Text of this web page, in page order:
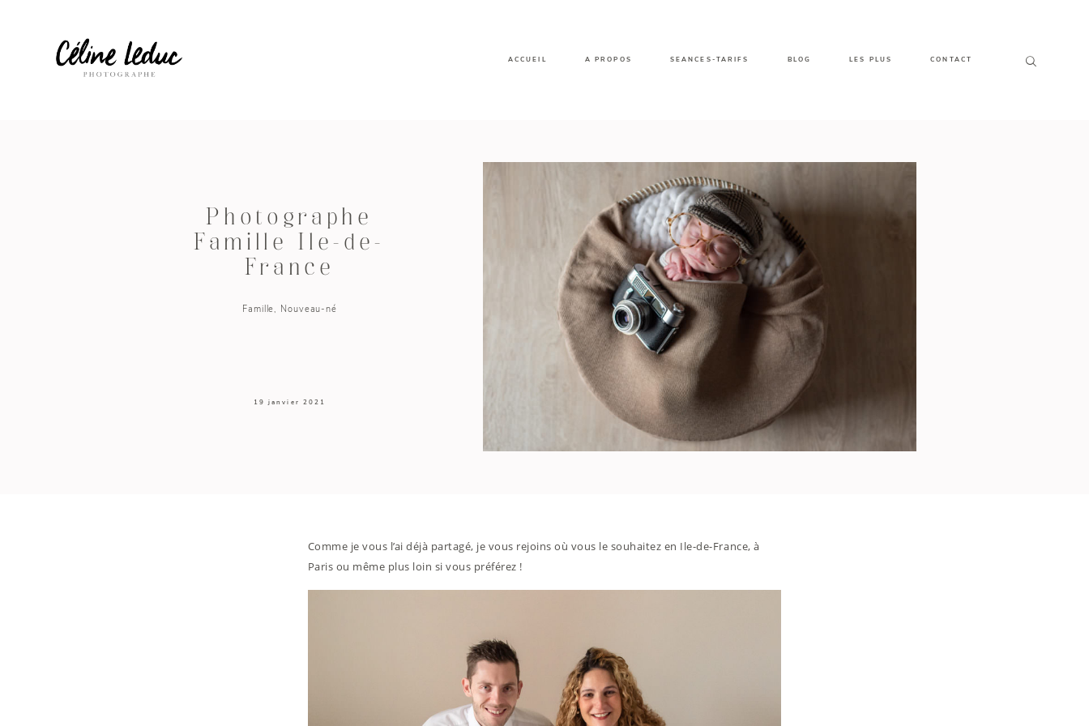
ACCUEIL A PROPOS SEANCES-TARIFS BLOG LES PLUS CONTACT
Photographe
Famille Ile-de-
France
Famille Nouveau-né
19 janvier 2021
Comme je vous l’ai déjà partagé, je vous rejoins où vous le souhaitez en Ile-de-France, à
Paris ou même plus loin si vous préférez !